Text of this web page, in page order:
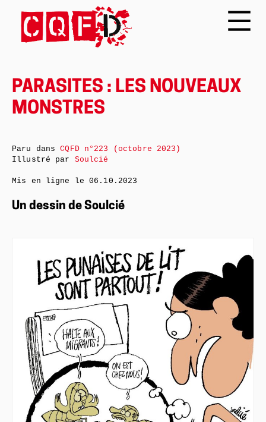
PARASITES : LES NOUVEAUX
MONSTRES
Un dessin de Soulcié
Paru dansCQFD n°223 (octobre 2023)
Illustré par Soulcié
Mis en ligne le06.10.2023